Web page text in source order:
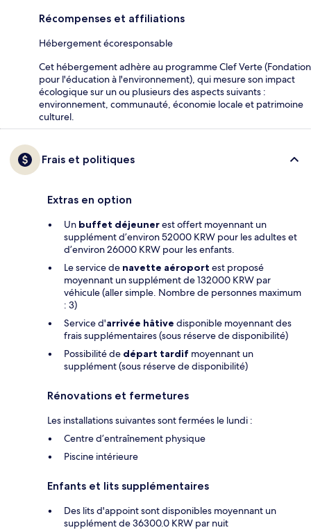
Récompenses et affiliations
Hébergement écoresponsable
Cet hébergement adhère au programme Clef Verte (Fondation
pour l'éducation à l'environnement), qui mesure son impact
écologique sur un ou plusieurs des aspects suivants :
environnement, communauté, économie locale et patrimoine
culturel.
Frais et politiques
Extras en option
Un buffet déjeunerest offert moyennant un
supplément d’environ 52000 KRW pour les adultes et
d’environ 26000 KRW pour les enfants.
Le service de navette aéroport est proposé
moyennant un supplément de 132000 KRW par
véhicule (aller simple. Nombre de personnes maximum
: 3)
Service d'arrivée hâtive disponible moyennant des
frais supplémentaires (sous réserve de disponibilité)
Possibilité de départ tardif moyennant un
supplément (sous réserve de disponibilité)
Rénovations et fermetures
Les installations suivantes sont fermées le lundi :
Centre d’entraînement physique
Piscine intérieure
Enfants et lits supplémentaires
Des lits d'appoint sont disponibles moyennant un
supplément de 36300.0 KRW par nuit